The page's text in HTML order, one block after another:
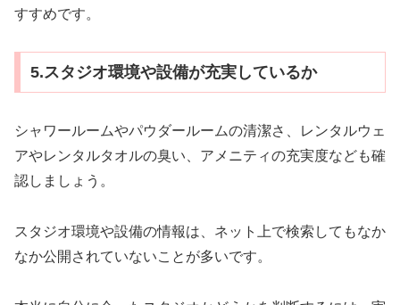
すすめです。
5.スタジオ環境や設備が充実しているか
シャワールームやパウダールームの清潔さ、レンタルウェ
アやレンタルタオルの臭い、アメニティの充実度なども確
認しましょう。
スタジオ環境や設備の情報は、ネット上で検索してもなか
なか公開されていないことが多いです。